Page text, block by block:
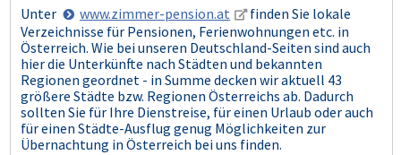
Unter
www.zimmer-pension.at
finden Sie lokale
Verzeichnisse für Pensionen, Ferienwohnungen etc. in
Österreich. Wie bei unseren Deutschland-Seiten sind auch
hier die Unterkünfte nach Städten und bekannten
Regionen geordnet - in Summe decken wir aktuell 43
größere Städte bzw. Regionen Österreichs ab. Dadurch
sollten Sie für Ihre Dienstreise, für einen Urlaub oder auch
für einen Städte-Ausflug genug Möglichkeiten zur
Übernachtung in Österreich bei uns finden.